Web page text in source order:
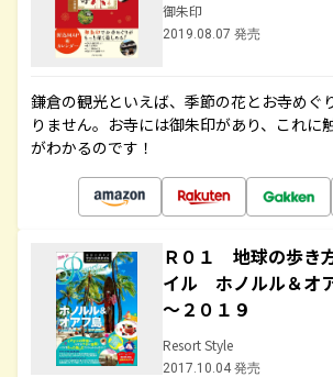
御朱印
2019.08.07 発売
鎌倉の観光といえば、季節の花とお寺めぐ
りません。お寺には御朱印があり、これに
がわかるのです！
Ｒ０１ 地球の歩き
イル ホノルル＆オ
～２０１９
Resort Style
2017.10.04 発売